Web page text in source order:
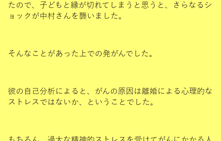
たので、子どもと縁が切れてしまうと思うと、さらなるシ
ョックが中村さんを襲いました。
そんなことがあった上での発がんでした。
彼の自己分析によると、がんの原因は離婚による心理的な
ストレスではないか、ということでした。